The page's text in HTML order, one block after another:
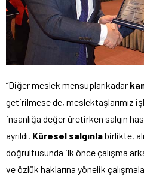
“Diğer meslek mensuplarıkadar
getirilmese de, meslektaşlarımız
insanlığa değer üretirken salgın
ayrıldı. Küresel salgınlabirlikte,
doğrultusunda ilk önce çalışma
ve özlük haklarına yönelik